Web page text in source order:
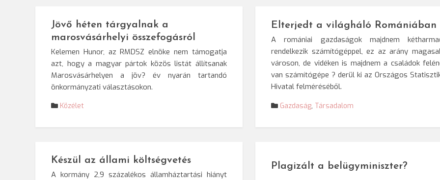
Jövő héten tárgyalnak a
marosvásárhelyi összefogásról
Kelemen Hunor, az RMDSZ elnöke nem támogatja
azt, hogy a magyar pártok közös listát állítsanak
Marosvásárhelyen a jöv? év nyarán tartandó
önkormányzati választásokon.
Közélet
Elterjedt a világháló Romániában
A romániai gazdaságok majdnem
rendelkezik számítógéppel, ez az arány
városon, de vidéken is majdnem a családok
van számítógépe ? derül ki az Országos
Hivatal felméréséből.
Gazdaság, Társadalom
Készül az állami költségvetés
A kormány 2,9 százalékos államháztartási hiányt
Plagizált a belügyminiszter?